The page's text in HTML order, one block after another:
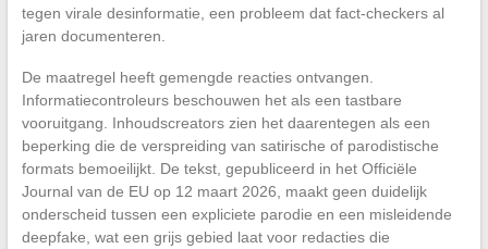
tegen virale desinformatie, een probleem dat fact-checkers al
jaren documenteren.
De maatregel heeft gemengde reacties ontvangen.
Informatiecontroleurs beschouwen het als een tastbare
vooruitgang. Inhoudscreators zien het daarentegen als een
beperking die de verspreiding van satirische of parodistische
formats bemoeilijkt. De tekst, gepubliceerd in het Officiële
Journal van de EU op 12 maart 2026, maakt geen duidelijk
onderscheid tussen een expliciete parodie en een misleidende
deepfake, wat een grijs gebied laat voor redacties die